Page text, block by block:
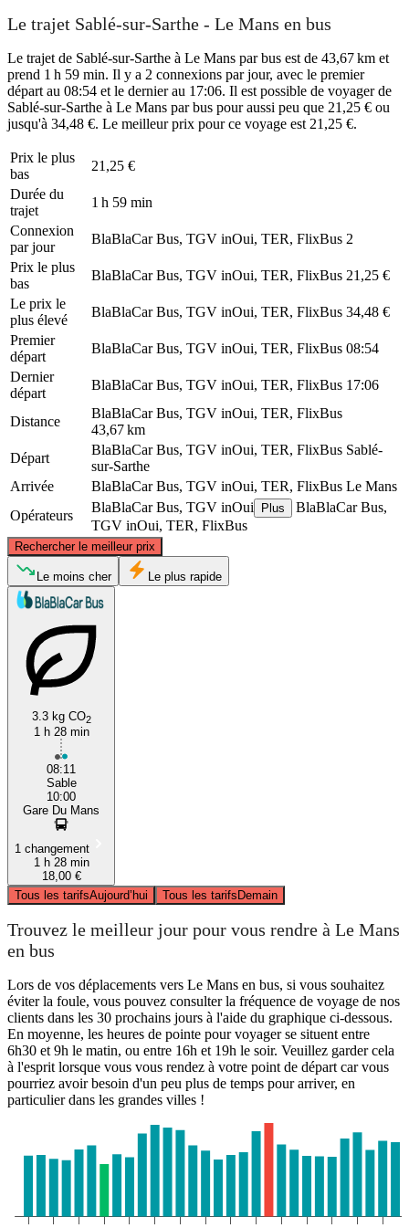
Le trajet Sablé-sur-Sarthe - Le Mans en bus
Le trajet de Sablé-sur-Sarthe à Le Mans par bus est de 43,67 km et
prend 1 h 59 min. Il y a 2 connexions par jour, avec le premier
départ au 08:54 et le dernier au 17:06. Il est possible de voyager de
Sablé-sur-Sarthe à Le Mans par bus pour aussi peu que 21,25 € ou
jusqu'à 34,48 €. Le meilleur prix pour ce voyage est 21,25 €.
Prix ​​le plus
bas
21,25 €
Durée du
trajet
1 h 59 min
Connexion
par jour
BlaBlaCar Bus, TGV inOui, TER, FlixBus 2
Prix ​​le plus
bas
BlaBlaCar Bus, TGV inOui, TER, FlixBus 21,25 €
Le prix le
plus élevé
BlaBlaCar Bus, TGV inOui, TER, FlixBus 34,48 €
Premier
départ
BlaBlaCar Bus, TGV inOui, TER, FlixBus 08:54
Dernier
départ
BlaBlaCar Bus, TGV inOui, TER, FlixBus 17:06
Distance
BlaBlaCar Bus, TGV inOui, TER, FlixBus
43,67 km
Départ
BlaBlaCar Bus, TGV inOui, TER, FlixBus Sablé-
sur-Sarthe
Arrivée
BlaBlaCar Bus, TGV inOui, TER, FlixBus Le Mans
Opérateurs
BlaBlaCar Bus, TGV inOui Plus
BlaBlaCar Bus,
TGV inOui, TER, FlixBus
Rechercher le meilleur prix
Sablé-sur-Sarthe
©CARTO
Le moins cher Le plus rapide
3.3 kg CO2
1 h 28 min
08:11
Sable
10:00
Gare Du Mans
1 changement
1 h 28 min
18,00 €
Tous les tarifsAujourd’hui Tous les tarifsDemain
Trouvez le meilleur jour pour vous rendre à Le Mans
en bus
Lors de vos déplacements vers Le Mans en bus, si vous souhaitez
éviter la foule, vous pouvez consulter la fréquence de voyage de nos
clients dans les 30 prochains jours à l'aide du graphique ci-dessous.
En moyenne, les heures de pointe pour voyager se situent entre
6h30 et 9h le matin, ou entre 16h et 19h le soir. Veuillez garder cela
à l'esprit lorsque vous vous rendez à votre point de départ car vous
pourriez avoir besoin d'un peu plus de temps pour arriver, en
particulier dans les grandes villes !